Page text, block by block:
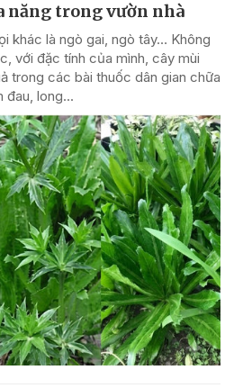
năng trong vườn nhà
khác là ngò gai, ngò tây… Không
với đặc tính của mình, cây mùi
trong các bài thuốc dân gian chữa
đau, long...